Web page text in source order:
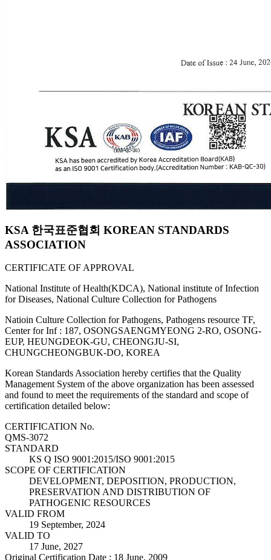
KSA 한국표준협회 KOREAN STANDARDS
ASSOCIATION
CERTIFICATE OF APPROVAL
National Institute of Health(KDCA), National institute of Infection
for Diseases, National Culture Collection for Pathogens
Natioin Culture Collection for Pathogens, Pathogens resource TF,
Center for Inf : 187, OSONGSAENGMYEONG 2-RO, OSONG-
EUP, HEUNGDEOK-GU, CHEONGJU-SI,
CHUNGCHEONGBUK-DO, KOREA
Korean Standards Association hereby certifies that the Quality
Management System of the above organization has been assessed
and found to meet the requirements of the standard and scope of
certification detailed below:
CERTIFICATION No.
QMS-3072
STANDARD
KS Q ISO 9001:2015/ISO 9001:2015
SCOPE OF CERTIFICATION
DEVELOPMENT, DEPOSITION, PRODUCTION,
PRESERVATION AND DISTRIBUTION OF
PATHOGENIC RESOURCES
VALID FROM
19 September, 2024
VALID TO
17 June, 2027
Original Certification Date : 18 June, 2009